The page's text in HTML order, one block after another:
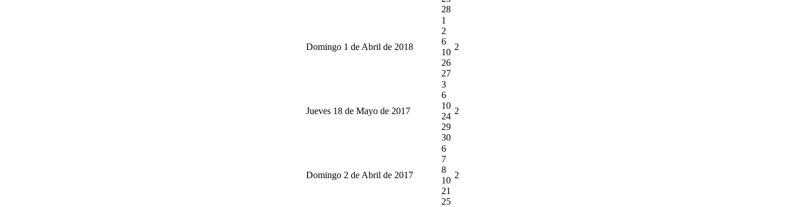
28
Domingo 1 de Abril de 2018
1
2
6
10
26
27
2
Jueves 18 de Mayo de 2017
3
6
10
24
29
30
2
Domingo 2 de Abril de 2017
6
7
8
10
21
25
2